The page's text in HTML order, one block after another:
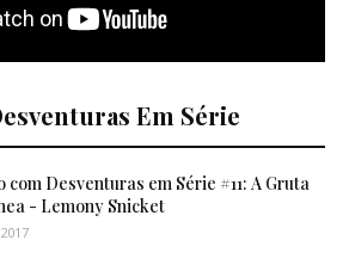
Em Série
com Desventuras em Série #11: A Gruta
- Lemony Snicket